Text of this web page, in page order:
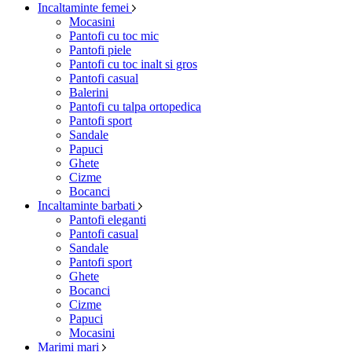
Incaltaminte femei
Mocasini
Pantofi cu toc mic
Pantofi piele
Pantofi cu toc inalt si gros
Pantofi casual
Balerini
Pantofi cu talpa ortopedica
Pantofi sport
Sandale
Papuci
Ghete
Cizme
Bocanci
Incaltaminte barbati
Pantofi eleganti
Pantofi casual
Sandale
Pantofi sport
Ghete
Bocanci
Cizme
Papuci
Mocasini
Marimi mari